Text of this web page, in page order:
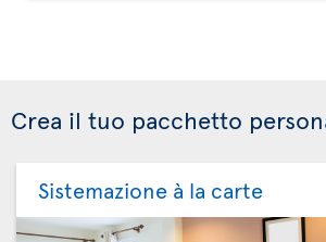
Crea il tuo pacchetto
Sistemazione à la carte